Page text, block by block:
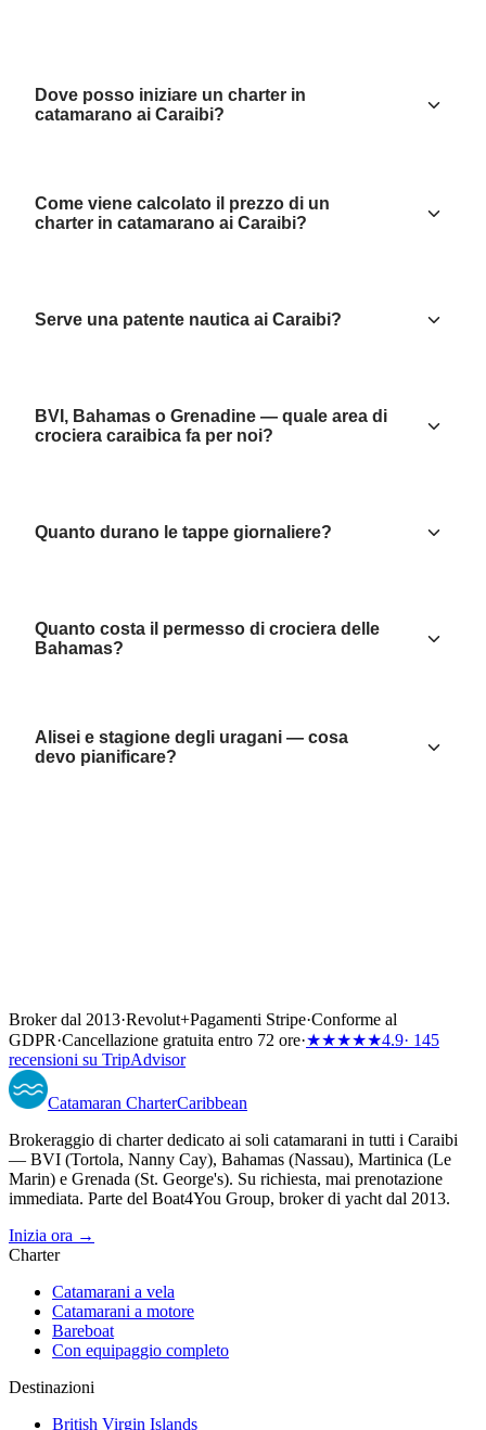
Dove posso iniziare un charter in
catamarano ai Caraibi?
Come viene calcolato il prezzo di un
charter in catamarano ai Caraibi?
Serve una patente nautica ai Caraibi?
BVI, Bahamas o Grenadine — quale area di
crociera caraibica fa per noi?
Quanto durano le tappe giornaliere?
Quanto costa il permesso di crociera delle
Bahamas?
Alisei e stagione degli uragani — cosa
devo pianificare?
Broker dal 2013·Revolut+Pagamenti Stripe·Conforme al
GDPR·Cancellazione gratuita entro 72 ore·★★★★★4.9· 145
recensioni su TripAdvisor
Catamaran CharterCaribbean
Brokeraggio di charter dedicato ai soli catamarani in tutti i Caraibi
— BVI (Tortola, Nanny Cay), Bahamas (Nassau), Martinica (Le
Marin) e Grenada (St. George's). Su richiesta, mai prenotazione
immediata. Parte del Boat4You Group, broker di yacht dal 2013.
Inizia ora →
Charter
Catamarani a vela
Catamarani a motore
Bareboat
Con equipaggio completo
Destinazioni
British Virgin Islands